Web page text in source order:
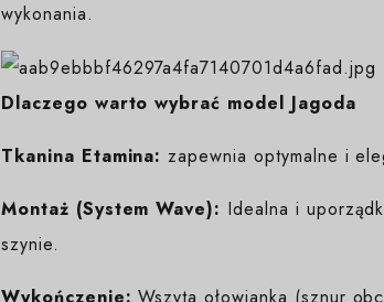
wykonania.
Dlaczego warto wybrać model Jagoda
Tkanina Etamina: zapewnia optymalne i
Montaż (System Wave): Idealna i
szynie.